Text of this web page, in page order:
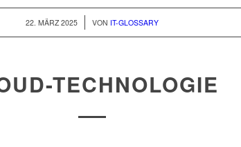
22. MÄRZ 2025
/ VON IT-GLOSSARY
TECHNOLOGIE